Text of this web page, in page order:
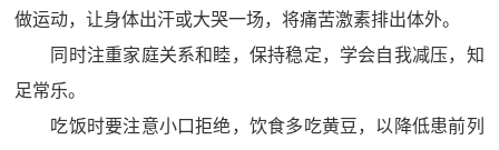
做运动，让身体出汗或大哭一场，将痛苦激素排出体外。
同时注重家庭关系和睦，保持稳定，学会自我减压，知
足常乐。
吃饭时要注意小口拒绝，饮食多吃黄豆，以降低患前列